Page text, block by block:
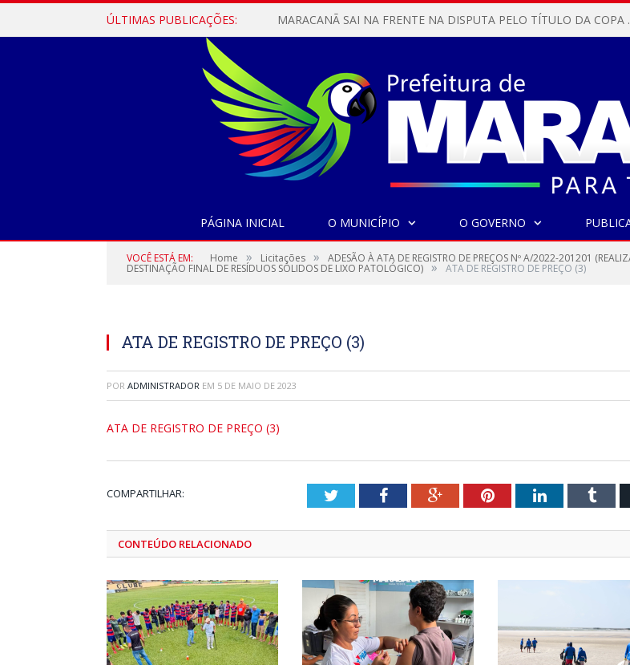
ÚLTIMAS PUBLICAÇÕES: MARACANÃ
PÁGINA INICIAL O MUNICÍPIO O GOVERNO
VOCÊ ESTÁ EM: Home » Licitações » ADESÃO À ATA DE REGISTRO DE PREÇOS Nº A/2022-201201
DESTINAÇÃO FINAL DE RESÍDUOS SÓLIDOS DE LIXO PATOLÓGICO) » ATA DE REGISTRO DE PREÇO (3)
ATA DE REGISTRO DE PREÇO (3)
POR ADMINISTRADOR EM 5 DE MAIO DE 2023
ATA DE REGISTRO DE PREÇO (3)
COMPARTILHAR: TwitterFacebookGoogle+PinterestLinkedIn
CONTEÚDO RELACIONADO